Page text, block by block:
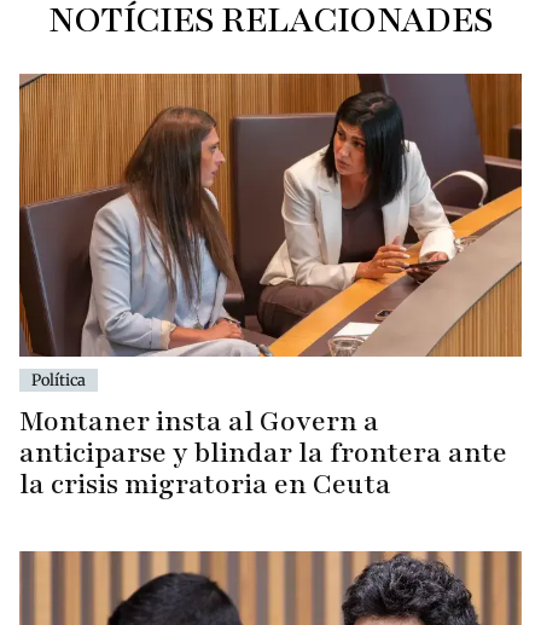
NOTÍCIES RELACIONADES
Política
Montaner insta al Govern a
anticiparse y blindar la frontera ante
la crisis migratoria en Ceuta